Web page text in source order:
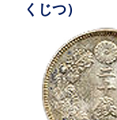
くじつ）